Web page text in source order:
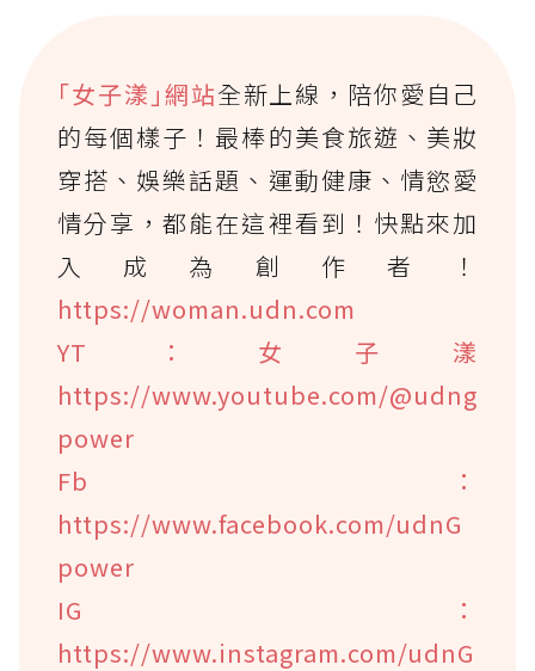
｢女子漾｣網站全新上線，陪你愛自己
的每個樣子！最棒的美食旅遊、美妝
穿搭、娛樂話題、運動健康、情慾愛
情分享，都能在這裡看到！快點來加
入成為創作者！
https://woman.udn.com
YT：女子漾
https://www.youtube.com/@udng
power
Fb：
https://www.facebook.com/udnG
power
IG：
https://www.instagram.com/udnG